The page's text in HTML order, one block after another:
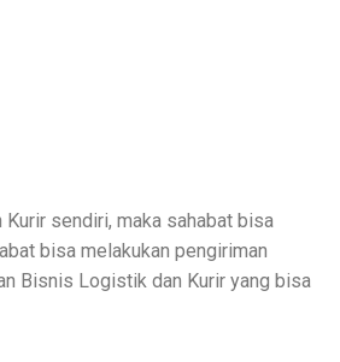
sendiri, maka sahabat bisa
bisa melakukan pengiriman
Bisnis Logistik dan Kurir yang bisa